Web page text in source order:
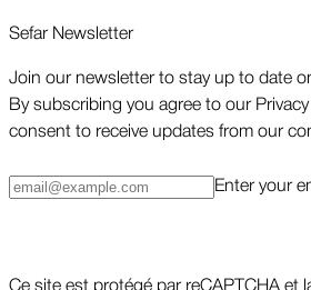
Sefar Newsletter
Join our newsletter to stay up to date
By subscribing you agree to our
consent to receive updates from our
Enter your
Ce site est protégé par reCAPTCHA et